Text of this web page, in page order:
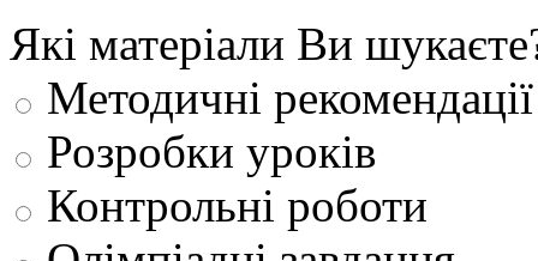
Які матеріали Ви
Методичні рекомендації
Розробки уроків
Контрольні роботи